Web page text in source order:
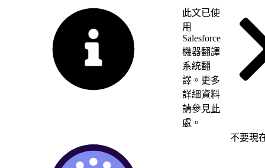
此文已使
用
Salesforce
機器翻譯
系統翻
譯。更多
詳細資料
請參見此
處 。
不要現